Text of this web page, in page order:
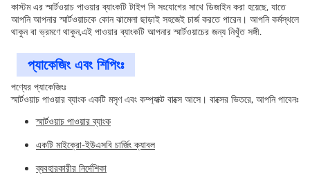
কাস্টম এর স্মার্টওয়াচ পাওয়ার ব্যাংকটি টাইপ সি সংযোগের সাথে ডিজাইন করা হয়েছে, যাতে
আপনি আপনার স্মার্টওয়াচকে কোন ঝামেলা ছাড়াই সহজেই চার্জ করতে পারেন। আপনি কর্মস্থলে
থাকুন বা ভ্রমণে থাকুন,এই পাওয়ার ব্যাংকটি আপনার স্মার্টওয়াচের জন্য নিখুঁত সঙ্গী.
প্যাকেজিং এবং শিপিংঃ
পণ্যের প্যাকেজিংঃ
স্মার্টওয়াচ পাওয়ার ব্যাংক একটি মসৃণ এবং কম্প্যাক্ট বাক্সে আসে। বাক্সের ভিতরে, আপনি পাবেনঃ
স্মার্টওয়াচ পাওয়ার ব্যাংক
একটি মাইক্রো-ইউএসবি চার্জিং ক্যাবল
ব্যবহারকারীর নির্দেশিকা